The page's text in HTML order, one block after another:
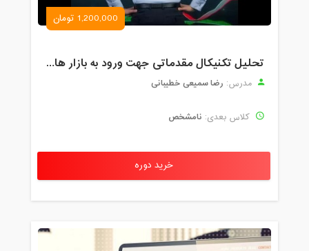
1,200,000 تومان
تحلیل تکنیکال مقدماتی جهت ورود به بازار های مالی (رمز ارز و فارکس )
مدرس: رضا سمیعی خطیبانی
کلاس بعدی: نامشخص
خرید دوره